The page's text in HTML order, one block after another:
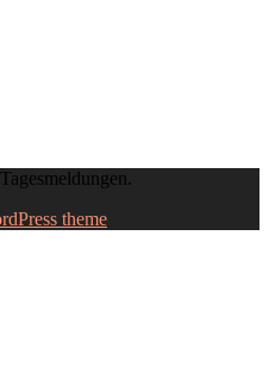
theme